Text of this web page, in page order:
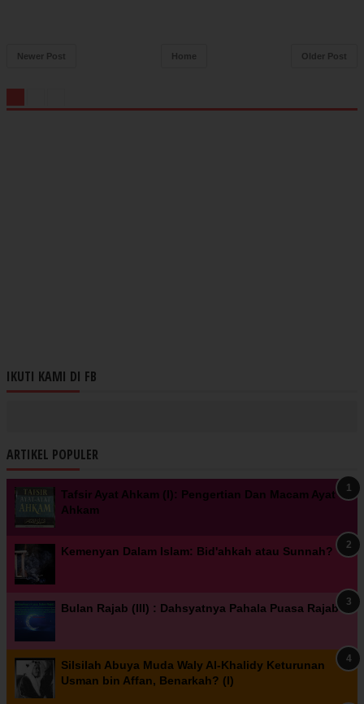
Newer Post Older Post
Home
IKUTI KAMI DI FB
ARTIKEL POPULER
Tafsir Ayat Ahkam (I): Pengertian Dan Macam Ayat
Ahkam
Kemenyan Dalam Islam: Bid'ahkah atau Sunnah?
Bulan Rajab (III) : Dahsyatnya Pahala Puasa Rajab
Silsilah Abuya Muda Waly Al-Khalidy Keturunan
Usman bin Affan, Benarkah? (I)